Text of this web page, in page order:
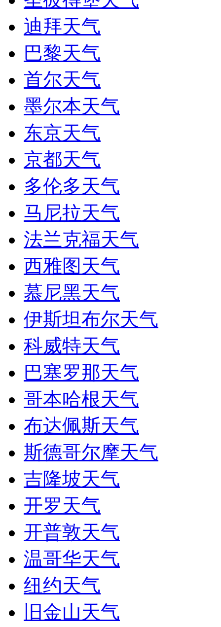
迪拜天气
巴黎天气
首尔天气
墨尔本天气
东京天气
京都天气
多伦多天气
马尼拉天气
法兰克福天气
西雅图天气
慕尼黑天气
伊斯坦布尔天气
科威特天气
巴塞罗那天气
哥本哈根天气
布达佩斯天气
斯德哥尔摩天气
吉隆坡天气
开罗天气
开普敦天气
温哥华天气
纽约天气
旧金山天气